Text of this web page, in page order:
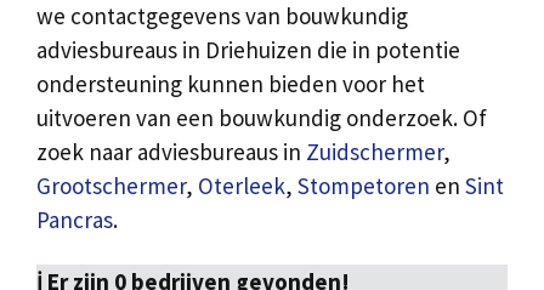
we contactgegevens van bouwkundig
adviesbureaus in Driehuizen die in potentie
ondersteuning kunnen bieden voor het
uitvoeren van een bouwkundig onderzoek. Of
zoek naar adviesbureaus in Zuidschermer,
Grootschermer, Oterleek, Stompetoren en Sint
Pancras.
ℹ️ Er zijn 0 bedrijven gevonden!